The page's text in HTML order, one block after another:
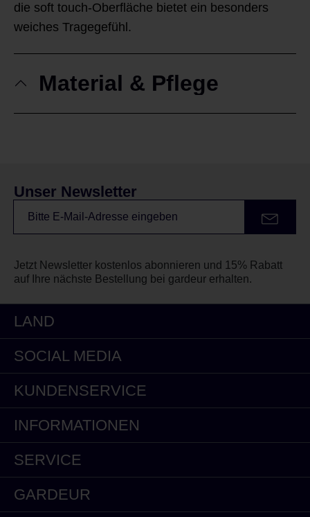
die soft touch-Oberfläche bietet ein besonders
weiches Tragegefühl.
Material & Pflege
Unser Newsletter
Jetzt Newsletter kostenlos abonnieren und 15% Rabatt
auf Ihre nächste Bestellung bei gardeur erhalten.
LAND
SOCIAL MEDIA
KUNDENSERVICE
INFORMATIONEN
SERVICE
GARDEUR